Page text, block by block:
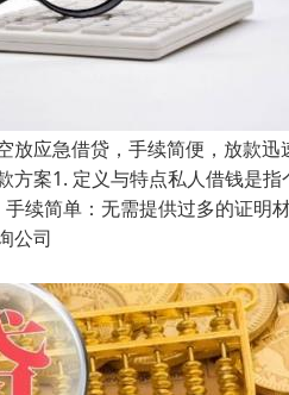
放应急借贷，手续简便，放款迅
方案1. 定义与特点私人借钱是
续简单：无需提供过多的证明
公司